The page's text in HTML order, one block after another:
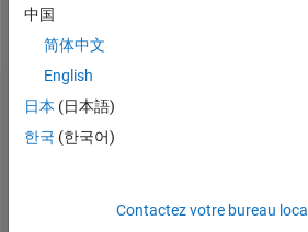
Professional
Interests:
Engineering
Badges
中国
简体中文
English
日本 (日本語)
한국 (한국어)
Contactez votre bureau local